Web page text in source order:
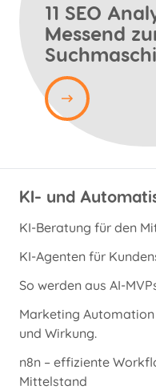
11 SEO
Messend
KI- und
KI-Beratung für den
KI-Agenten für
So werden aus AI-
Marketing
und Wirkung.
n8n – effiziente
Mittelstand